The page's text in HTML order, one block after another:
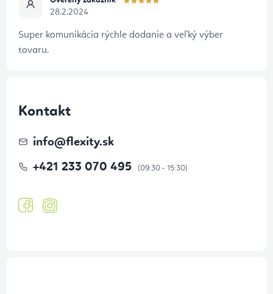
28.2.2024
Super komunikácia rýchle dodanie a veľký výber
tovaru.
Kontakt
info@flexity.sk
+421 233 070 495